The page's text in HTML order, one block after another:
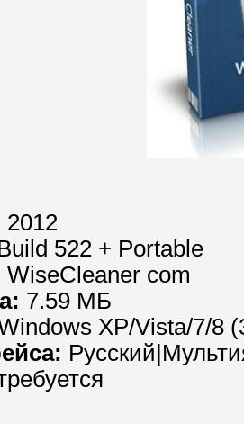
2012
522 + Portable
WiseCleaner com
7.59 МБ
XP/Vista/7/8